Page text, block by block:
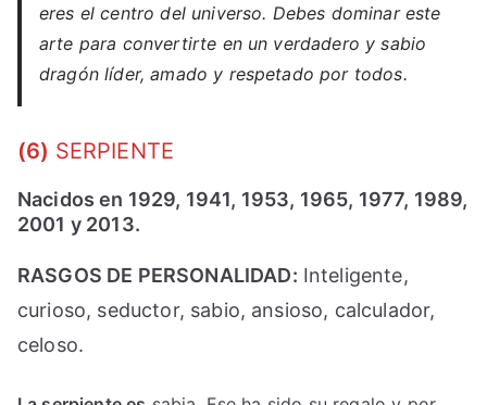
eres el centro del universo. Debes dominar este
arte para convertirte en un verdadero y sabio
dragón líder, amado y respetado por todos.
(6) SERPIENTE
Nacidos en 1929, 1941, 1953, 1965, 1977, 1989,
2001 y 2013.
RASGOS DE PERSONALIDAD: Inteligente,
curioso, seductor, sabio, ansioso, calculador,
celoso.